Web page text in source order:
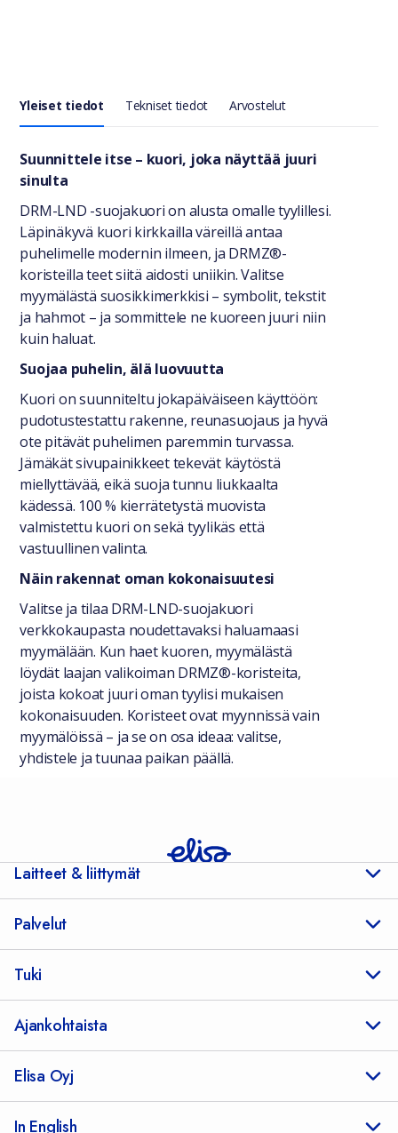
Yleiset tiedot Tekniset tiedot Arvostelut
Yleiset tiedot
Suunnittele itse – kuori, joka näyttää juuri
sinulta
DRM-LND -suojakuori on alusta omalle tyylillesi.
Läpinäkyvä kuori kirkkailla väreillä antaa
puhelimelle modernin ilmeen, ja DRMZ®-
koristeilla teet siitä aidosti uniikin. Valitse
myymälästä suosikkimerkkisi – symbolit, tekstit
ja hahmot – ja sommittele ne kuoreen juuri niin
kuin haluat.
Suojaa puhelin, älä luovuutta
Kuori on suunniteltu jokapäiväiseen käyttöön:
pudotustestattu rakenne, reunasuojaus ja hyvä
ote pitävät puhelimen paremmin turvassa.
Jämäkät sivupainikkeet tekevät käytöstä
miellyttävää, eikä suoja tunnu liukkaalta
kädessä. 100 % kierrätetystä muovista
valmistettu kuori on sekä tyylikäs että
vastuullinen valinta.
Näin rakennat oman kokonaisuutesi
Valitse ja tilaa DRM-LND-suojakuori
verkkokaupasta noudettavaksi haluamaasi
myymälään. Kun haet kuoren, myymälästä
löydät laajan valikoiman DRMZ®-koristeita,
joista kokoat juuri oman tyylisi mukaisen
kokonaisuuden. Koristeet ovat myynnissä vain
myymälöissä – ja se on osa ideaa: valitse,
yhdistele ja tuunaa paikan päällä.
Laitteet & liittymät
Palvelut
Tuki
Ajankohtaista
Elisa Oyj
In English